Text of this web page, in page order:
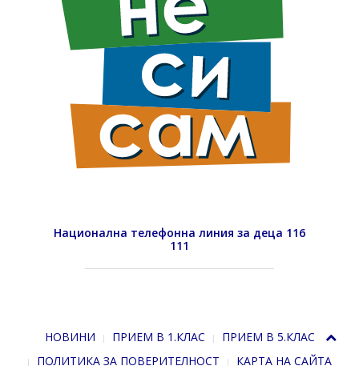
Национална телефонна линия за деца 116
111
НОВИНИ ПРИЕМ В 1.КЛАС
ПРИЕМ В 5.КЛАС
ПОЛИТИКА ЗА ПОВЕРИТЕЛНОСТ
КАРТА НА САЙТА